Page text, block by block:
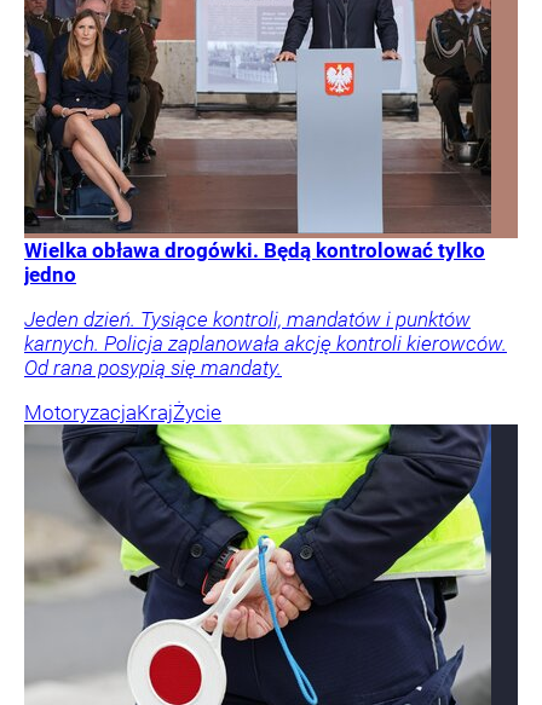
Wielka obława drogówki. Będą kontrolować tylko
jedno
Jeden dzień. Tysiące kontroli, mandatów i punktów
karnych. Policja zaplanowała akcję kontroli kierowców.
Od rana posypią się mandaty.
MotoryzacjaKrajŻycie